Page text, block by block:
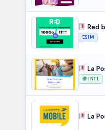
Red
ESIM
La
INTL
La